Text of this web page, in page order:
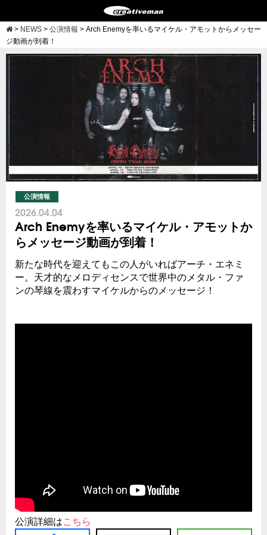
> NEWS > 公演情報 > Arch Enemyを率いるマイケル・アモットからメッセー
ジ動画が到着！
公演情報
2026.04.04
Arch Enemyを率いるマイケル・アモットか
らメッセージ動画が到着！
新たな時代を迎えてもこの人がいればアーチ・エネミ
ー。天才的なメロディセンスで世界中のメタル・ファ
ンの琴線を震わすマイケルからのメッセージ！
公演詳細はこちら